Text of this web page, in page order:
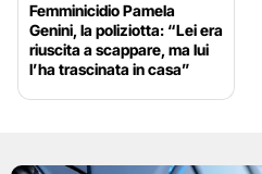
Femminicidio Pamela
Genini, la poliziotta: “Lei era
riuscita a scappare, ma lui
l’ha trascinata in casa”